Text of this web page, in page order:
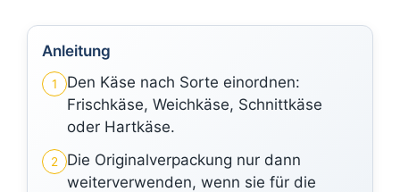
Anleitung
1
Den Käse nach Sorte einordnen:
Frischkäse, Weichkäse, Schnittkäse
oder Hartkäse.
2
Die Originalverpackung nur dann
weiterverwenden, wenn sie für die